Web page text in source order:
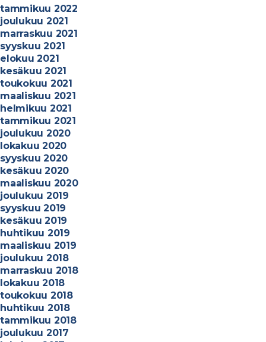
tammikuu 2022
joulukuu 2021
marraskuu 2021
syyskuu 2021
elokuu 2021
kesäkuu 2021
toukokuu 2021
maaliskuu 2021
helmikuu 2021
tammikuu 2021
joulukuu 2020
lokakuu 2020
syyskuu 2020
kesäkuu 2020
maaliskuu 2020
joulukuu 2019
syyskuu 2019
kesäkuu 2019
huhtikuu 2019
maaliskuu 2019
joulukuu 2018
marraskuu 2018
lokakuu 2018
toukokuu 2018
huhtikuu 2018
tammikuu 2018
joulukuu 2017